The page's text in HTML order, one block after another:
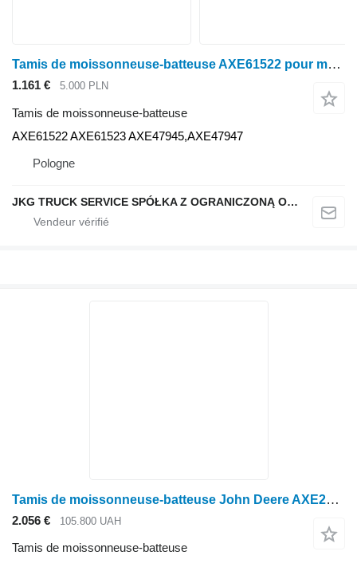
Tamis de moissonneuse-batteuse AXE61522 pour moissonneuse-batteuse John Deere T660
1.161 € 5.000 PLN
Tamis de moissonneuse-batteuse
AXE61522 AXE61523 AXE47945,AXE47947
Pologne
JKG TRUCK SERVICE SPÓŁKA Z OGRANICZONĄ ODPOWIEDZIALNOŚCIĄ
Tamis de moissonneuse-batteuse John Deere AXE28478 pour moissonneuse-batteuse John Deere S650
2.056 € 105.800 UAH
Tamis de moissonneuse-batteuse